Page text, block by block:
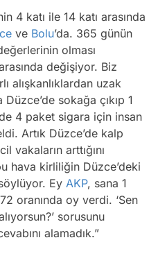
4 katı ile 14 katı arasında
ve Bolu’da. 365 günün
olması
değişiyor. Biz
alışkanlıklardan uzak
sokağa çıkıp 1
4 paket sigara için insan
Artık Düzce’de kalp
vakaların arttığını
hava kirliliğin Düzce’deki
Ey AKP, sana 1
oranında oy verdi. ‘Sen
sorusunu
alamadık.”